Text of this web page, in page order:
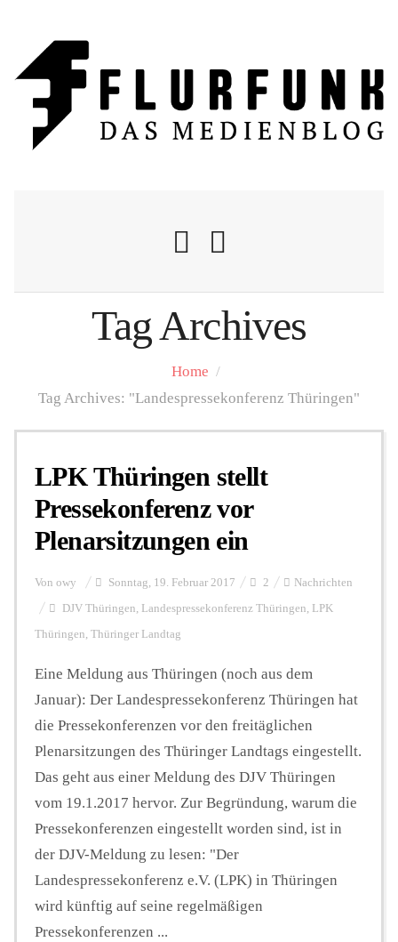
Nachrichten
Flurschelte
Hintergrund
FUNKTURM-Beiträge
Seminare
Unterstützen
Tag Archives
Home /
Tag Archives: "Landespressekonferenz Thüringen"
LPK Thüringen stellt
Pressekonferenz vor
Plenarsitzungen ein
Von owy Sonntag, 19. Februar 2017 2 Nachrichten
DJV Thüringen, Landespressekonferenz Thüringen, LPK
Thüringen, Thüringer Landtag
Eine Meldung aus Thüringen (noch aus dem
Januar): Der Landespressekonferenz Thüringen hat
die Pressekonferenzen vor den freitäglichen
Plenarsitzungen des Thüringer Landtags eingestellt.
Das geht aus einer Meldung des DJV Thüringen
vom 19.1.2017 hervor. Zur Begründung, warum die
Pressekonferenzen eingestellt worden sind, ist in
der DJV-Meldung zu lesen: "Der
Landespressekonferenz e.V. (LPK) in Thüringen
wird künftig auf seine regelmäßigen
Pressekonferenzen ...